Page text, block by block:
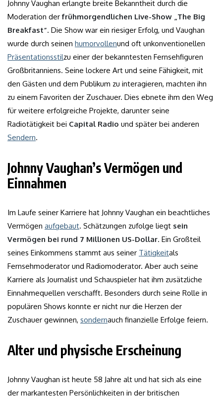
Johnny Vaughan erlangte breite Bekanntheit durch die
Moderation derfrühmorgendlichen Live-Show „The Big
Breakfast“. Die Show war ein riesiger Erfolg, und Vaughan
wurde durch seinen humorvollenund oft unkonventionellen
Präsentationsstilzu einer der bekanntesten Fernsehfiguren
Großbritanniens. Seine lockere Art und seine Fähigkeit, mit
den Gästen und dem Publikum zu interagieren, machten ihn
zu einem Favoriten der Zuschauer. Dies ebnete ihm den Weg
für weitere erfolgreiche Projekte, darunter seine
Radiotätigkeit bei Capital Radio und später bei anderen
Sendern.
Johnny Vaughan’s Vermögen und
Einnahmen
Im Laufe seiner Karriere hat Johnny Vaughan ein beachtliches
Vermögen aufgebaut. Schätzungen zufolge liegt sein
Vermögen bei rund 7 Millionen US-Dollar. Ein Großteil
seines Einkommens stammt aus seiner Tätigkeitals
Fernsehmoderator und Radiomoderator. Aber auch seine
Karriere als Journalist und Schauspieler hat ihm zusätzliche
Einnahmequellen verschafft. Besonders durch seine Rolle in
populären Shows konnte er nicht nur die Herzen der
Zuschauer gewinnen, sondernauch finanzielle Erfolge feiern.
Alter und physische Erscheinung
Johnny Vaughan ist heute 58 Jahre alt und hat sich als eine
der markantesten Persönlichkeiten in der britischen